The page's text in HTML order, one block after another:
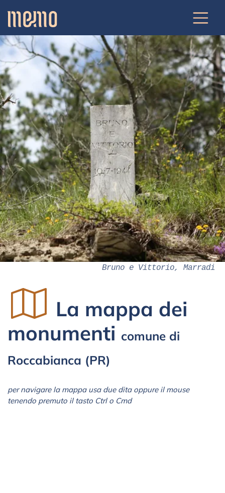
Bruno e Vittorio, Marradi
La mappa dei
monumenti comune di
Roccabianca (PR)
per navigare la mappa usa due dita oppure il mouse
tenendo premuto il tasto Ctrl o Cmd